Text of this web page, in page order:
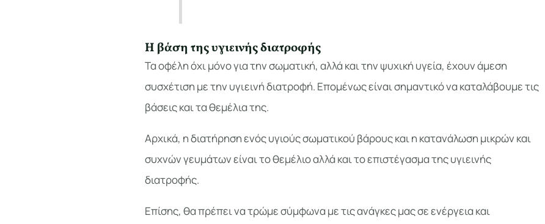
Η βάση της υγιεινής διατροφής
Τα οφέλη όχι μόνο για την σωματική, αλλά και την ψυχική υγεία, έχουν άμεση
συσχέτιση με την υγιεινή διατροφή. Επομένως είναι σημαντικό να καταλάβουμε τις
βάσεις και τα θεμέλια της.
Αρχικά, η διατήρηση ενός υγιούς σωματικού βάρους και η κατανάλωση μικρών και
συχνών γευμάτων είναι το θεμέλιο αλλά και το επιστέγασμα της υγιεινής
διατροφής.
Επίσης, θα πρέπει να τρώμε σύμφωνα με τις ανάγκες μας σε ενέργεια και